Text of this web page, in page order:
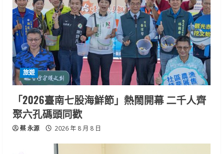
旅遊
「2026臺南七股海鮮節」熱鬧開幕 二千人齊
聚六孔碼頭同歡
蔡 永源 2026 年 8 月 8 日